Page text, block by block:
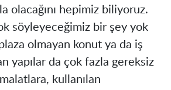
olacağını hepimiz biliyoruz.
söyleyeceğimiz bir şey yok
olmayan konut ya da iş
yapılar da çok fazla gereksiz
kullanılan